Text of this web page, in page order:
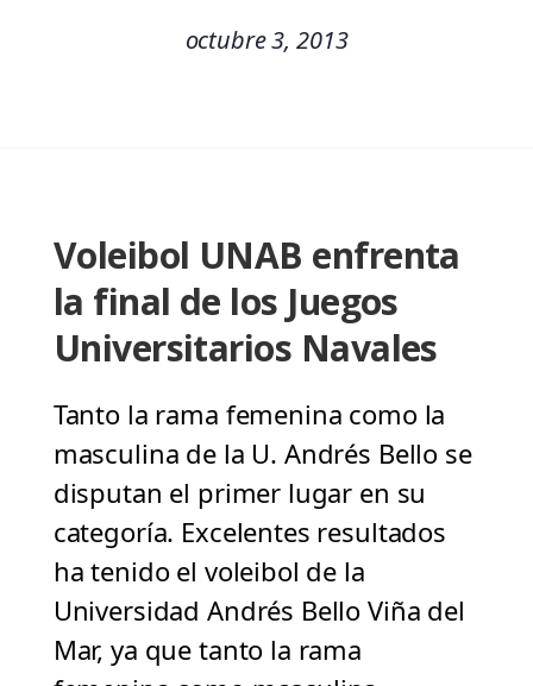
octubre 3, 2013
Voleibol UNAB enfrenta
la final de los Juegos
Universitarios Navales
Tanto la rama femenina como la
masculina de la U. Andrés Bello se
disputan el primer lugar en su
categoría. Excelentes resultados
ha tenido el voleibol de la
Universidad Andrés Bello Viña del
Mar, ya que tanto la rama